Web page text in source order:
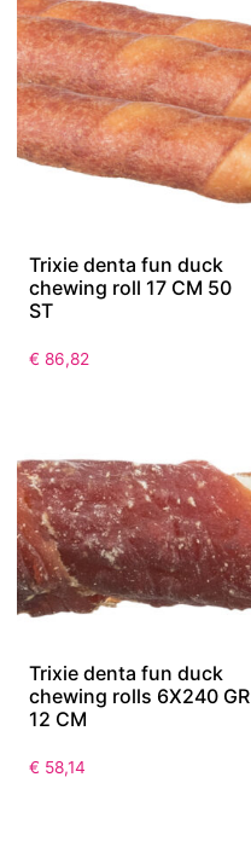
Trixie denta fun duck
chewing roll 17 CM 50
ST
€ 86,82
Trixie denta fun duck
chewing rolls 6X240 GR
12 CM
€ 58,14